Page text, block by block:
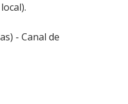
- Canal de